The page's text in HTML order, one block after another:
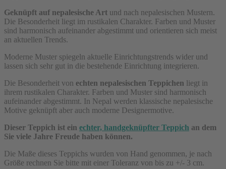
Geknüpft auf nepalesische Art und nach nepalesischen Mustern.
Die Besonderheit liegt im rustikalen Charakter. Farben und Muster
sind harmonisch aufeinander abgestimmt und orientieren sich meist
an aktuellen Trends.
Moderne Muster spiegeln aktuelle Einrichtungstrends wider und
lassen sich sehr gut in die bestehende Einrichtung integrieren.
Die Besonderheit von echten nepalesischen Teppichen liegt in
ihrem rustikalen Charakter. Farben und Muster sind harmonisch
aufeinander abgestimmt. In Nepal werden klassische nepalesische
Motive geknüpft aber auch moderne Designermotive.
Dieser Teppich ist ein echter, handgeknüpfter Teppich an dem
Sie viele Jahre Freude haben können.
Die Maße dieses Teppichs wurden von Hand genommen, je nach
Größe rechnen Sie bitte mit einer Toleranz von bis zu +/- 3 cm.